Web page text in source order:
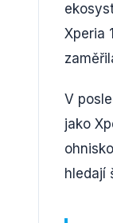
Xperia
V
jako
hledají